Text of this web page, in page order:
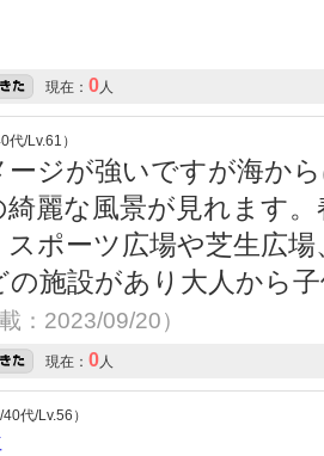
現在： 0人
/Lv.61）
ジが強いですが海か
麗な風景が見れます
ポーツ広場や芝生広
の施設があり大人から
：2023/09/20）
現在： 0人
代/Lv.56）